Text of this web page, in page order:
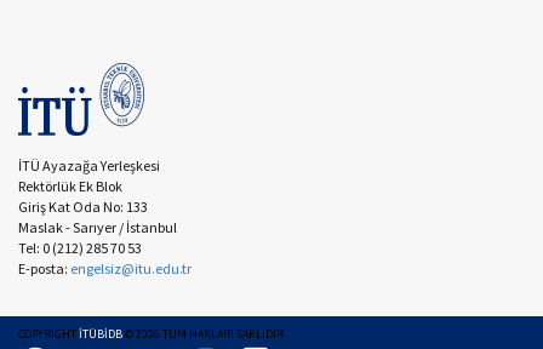
İTÜ Ayazağa Yerleşkesi
Rektörlük Ek Blok
Giriş Kat Oda No: 133
Maslak - Sarıyer / İstanbul
Tel: 0 (212) 285 70 53
E-posta: engelsiz@itu.edu.tr
COPYRIGHTİTÜBİDB©2026 TÜM HAKLARI SAKLIDIR